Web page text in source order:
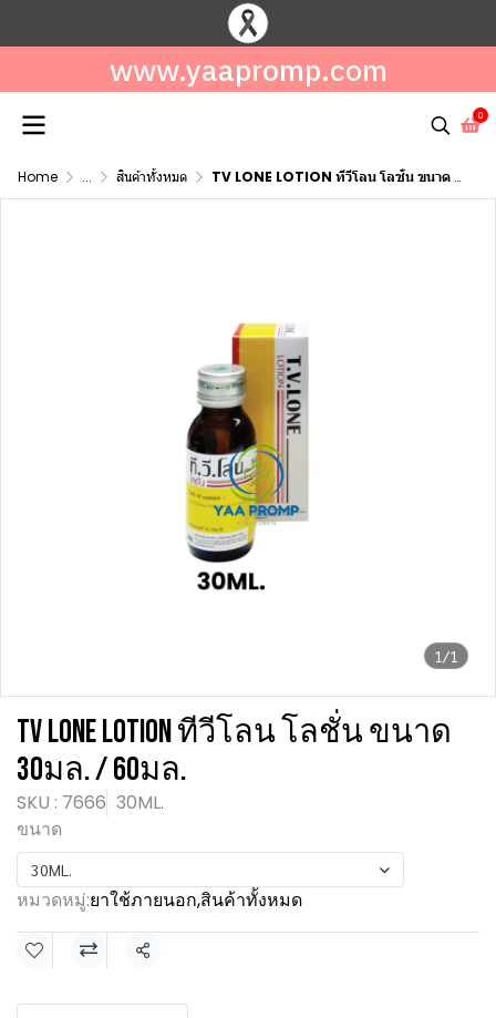
www.yaapromp.com
0
Home ... สินค้าทั้งหมด TV LONE LOTION ทีวีโลน โลชั่น ขนาด 30มล. / 60มล.
1/1
TV LONE LOTION ทีวีโลน โลชั่น ขนาด
30มล. / 60มล.
SKU : 7666 30ML.
ขนาด
30ML.
หมวดหมู่:ยาใช้ภายนอก,สินค้าทั้งหมด
แชร์